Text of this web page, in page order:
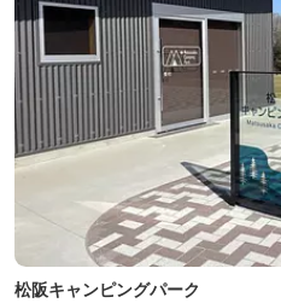
松阪キャンピングパーク